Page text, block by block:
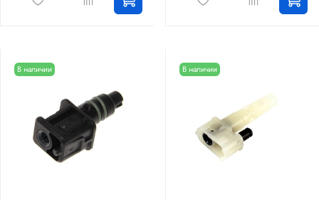
В наличии В наличии